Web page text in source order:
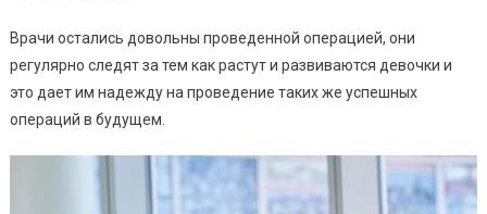
Врачи остались довольны проведенной операцией, они
регулярно следят за тем как растут и развиваются девочки и
это дает им надежду на проведение таких же успешных
операций в будущем.